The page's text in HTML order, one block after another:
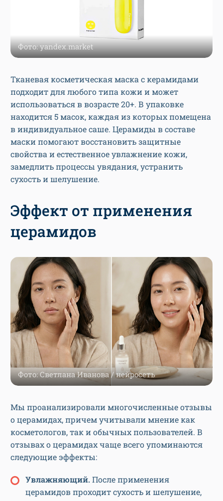
Фото: yandex.market
Тканевая косметическая маска с керамидами
подходит для любого типа кожи и может
использоваться в возрасте 20+. В упаковке
находится 5 масок, каждая из которых помещена
в индивидуальное саше. Церамиды в составе
маски помогают восстановить защитные
свойства и естественное увлажнение кожи,
замедлить процессы увядания, устранить
сухость и шелушение.
Эффект от применения
церамидов
Фото: Светлана Иванова / нейросеть
Мы проанализировали многочисленные отзывы
о церамидах, причем учитывали мнение как
косметологов, так и обычных пользователей. В
отзывах о церамидах чаще всего упоминаются
следующие эффекты:
Увлажняющий.После применения
церамидов проходит сухость и шелушение,